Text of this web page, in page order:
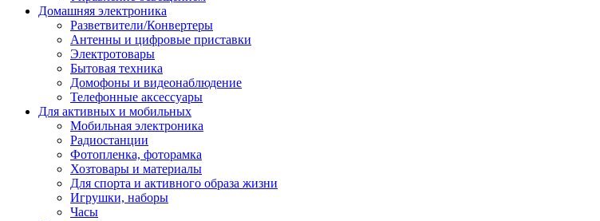
Домашняя электроника
Разветвители/Конвертеры
Антенны и цифровые приставки
Электротовары
Бытовая техника
Домофоны и видеонаблюдение
Телефонные аксессуары
Для активных и мобильных
Мобильная электроника
Радиостанции
Фотопленка, фоторамка
Хозтовары и материалы
Для спорта и активного образа жизни
Игрушки, наборы
Часы